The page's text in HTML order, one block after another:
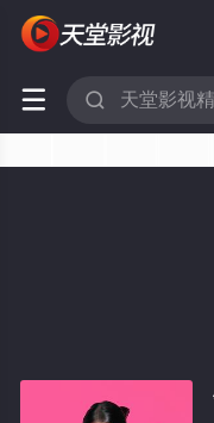
 